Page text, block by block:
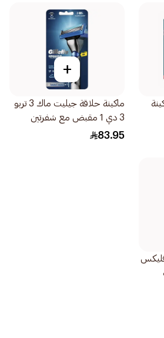
+
ماكينة حلاقة جيليت ماك 3 تربو
3 دي 1 مقبض مع شفرتين
2قطعة
83.95